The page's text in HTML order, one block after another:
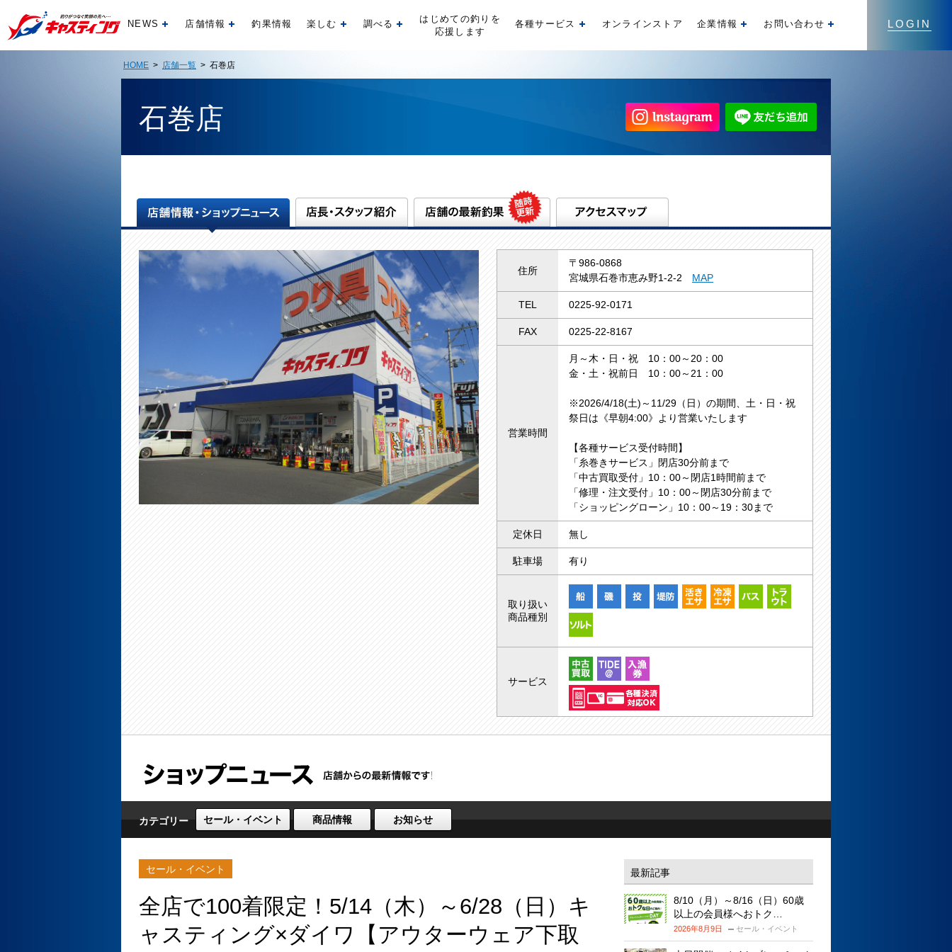
LOGIN
NEWS 開く店舗情報 開く釣果情報 楽しむ 開く調べる 開く
はじめての釣りを
応援します
各種サービス 開くオンラインストア 企業情報 開くお問い合わせ
HOME > 店舗一覧 > 石巻店
石巻店
住所
〒986-0868
宮城県石巻市恵み野1-2-2 MAP
TEL 0225-92-0171
FAX 0225-22-8167
営業時間
月～木・日・祝 10：00～20：00
金・土・祝前日 10：00～21：00
※2026/4/18(土)～11/29（日）の期間、土・日・祝
祭日は《早朝4:00》より営業いたします
【各種サービス受付時間】
「糸巻きサービス」閉店30分前まで
「中古買取受付」10：00～閉店1時間前まで
「修理・注文受付」10：00～閉店30分前まで
「ショッピングローン」10：00～19：30まで
定休日 無し
駐車場 有り
取り扱い
商品種別
サービス
カテゴリー セール・イベント 商品情報 お知らせ
セール・イベント
全店で100着限定！5/14（木）～6/28（日）キ
ャスティング×ダイワ【アウターウェア下取
最新記事
8/10（月）～8/16（日）60歳
以上の会員様へおトク…
2026年8月9日 セール・イベント